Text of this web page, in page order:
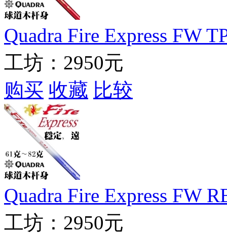
Quadra Fire Express FW
工坊： 2950元
购买 收藏 比较
Quadra Fire Express FW
工坊： 2950元